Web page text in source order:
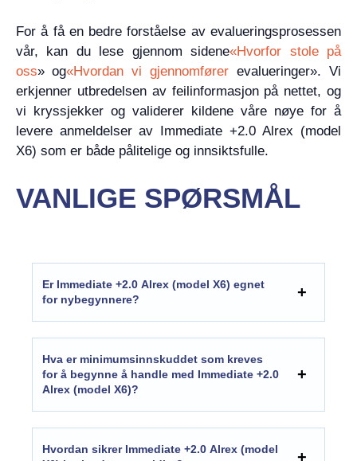
For å få en bedre forståelse av evalueringsprosessen
vår, kan du lese gjennom sidene«Hvorfor stole på
oss» og«Hvordan vi gjennomfører evalueringer». Vi
erkjenner utbredelsen av feilinformasjon på nettet, og
vi kryssjekker og validerer kildene våre nøye for å
levere anmeldelser av Immediate +2.0 Alrex (model
X6) som er både pålitelige og innsiktsfulle.
VANLIGE SPØRSMÅL
Er Immediate +2.0 Alrex (model X6) egnet
for nybegynnere?
Hva er minimumsinnskuddet som kreves
for å begynne å handle med Immediate +2.0
Alrex (model X6)?
Hvordan sikrer Immediate +2.0 Alrex (model